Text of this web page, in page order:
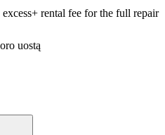
+ rental fee for the full repair
uostą